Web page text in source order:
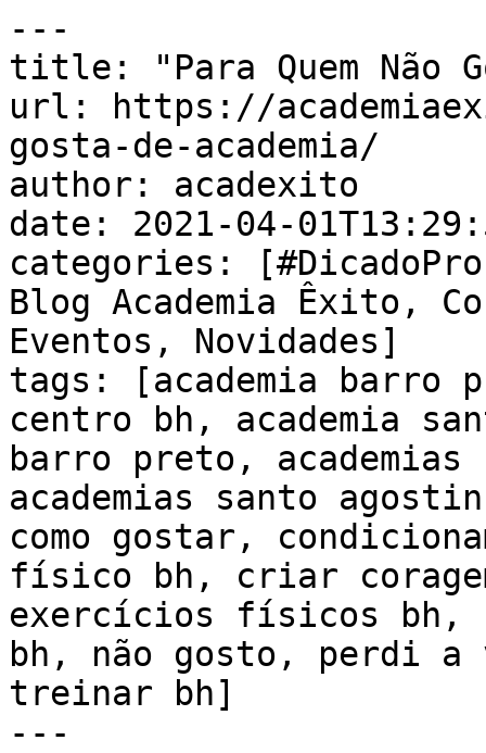
---
title: "Para Quem Não
url: https://
gosta-de-academia/
author: acadexito
date: 2021-04-
categories:
Blog Academia Êxito,
Eventos, Novidades]
tags: [academia barro
centro bh, academia
barro preto,
academias santo
como gostar,
físico bh, criar
exercícios físicos bh,
bh, não gosto, perdi a
treinar bh]
---